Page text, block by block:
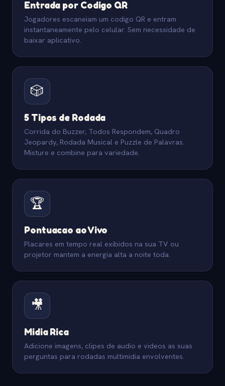
Entrada por Codigo QR
Jogadores escaneiam um codigo QR e entram
instantaneamente pelo celular. Sem necessidade de
baixar aplicativo.
🎲
5 Tipos de Rodada
Corrida do Buzzer, Todos Respondem, Quadro
Jeopardy, Rodada Musical e Puzzle de Palavras.
Misture e combine para variedade.
🏆
Pontuacao ao Vivo
Placares em tempo real exibidos na sua TV ou
projetor mantem a energia alta a noite toda.
🎥
Midia Rica
Adicione imagens, clipes de audio e videos as suas
perguntas para rodadas multimidia envolventes.